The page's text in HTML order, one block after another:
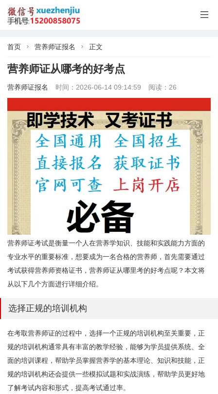

首页  营养师证报名  正文
营养师证从哪考的好考点
营养师证报名 时间：2026-06-14 09:14:59 阅读：26
营养师证考试是衡量一个人在营养学知识、技能和实践能力方面的
专业水平的重要标准，想要成为一名合格的营养师，首先需要通过
考试获得营养师资格证书，营养师证从哪里考的好考点呢？本文将
从以下几个方面进行详细介绍。
选择正规的培训机构
在考取营养师证的过程中，选择一个正规的培训机构至关重要，正
规的培训机构通常具有丰富的教学经验，能够为学员提供系统、全
面的培训课程，帮助学员掌握营养学的基本理论、知识和技能，正
规的培训机构还会提供一些模拟试题和实战演练，帮助学员更好地
了解考试内容和形式，提高考试通过率。